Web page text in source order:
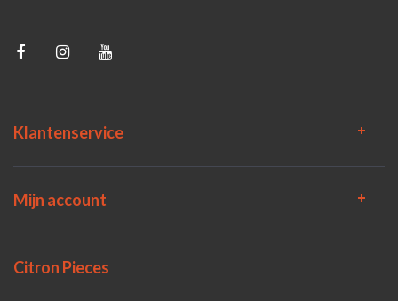
Klantenservice
Mijn account
Citron Pieces